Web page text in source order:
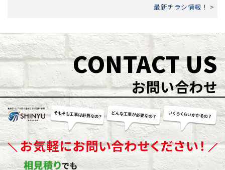
最新チラシ情報！ >
CONTACT US
お問い合わせ